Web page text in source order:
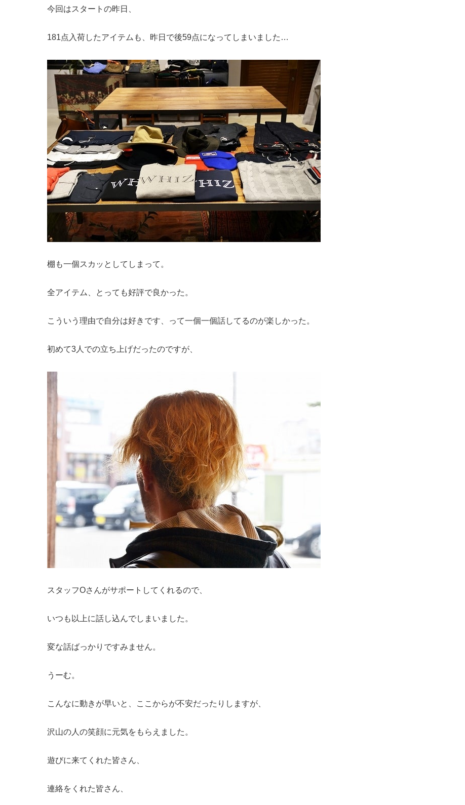
今回はスタートの昨日、
181点入荷したアイテムも、昨日で後59点になってしまいました…
棚も一個スカッとしてしまって。
全アイテム、とっても好評で良かった。
こういう理由で自分は好きです、って一個一個話してるのが楽しかった。
初めて3人での立ち上げだったのですが、
スタッフOさんがサポートしてくれるので、
いつも以上に話し込んでしまいました。
変な話ばっかりですみません。
うーむ。
こんなに動きが早いと、ここからが不安だったりしますが、
沢山の人の笑顔に元気をもらえました。
遊びに来てくれた皆さん、
連絡をくれた皆さん、